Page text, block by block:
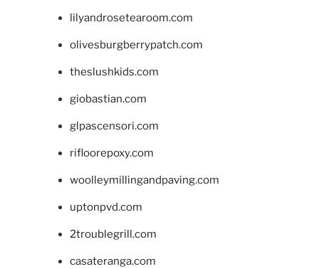
lilyandrosetearoom.com
olivesburgberrypatch.com
theslushkids.com
giobastian.com
glpascensori.com
rifloorepoxy.com
woolleymillingandpaving.com
uptonpvd.com
2troublegrill.com
casateranga.com